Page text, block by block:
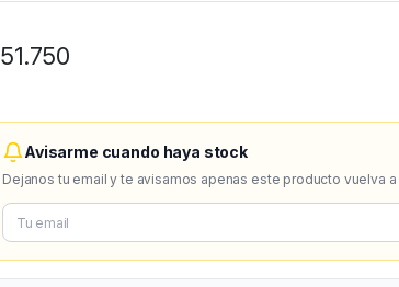
51.750
Avisarme cuando haya stock
Dejanos tu email y te avisamos apenas este producto vuelva